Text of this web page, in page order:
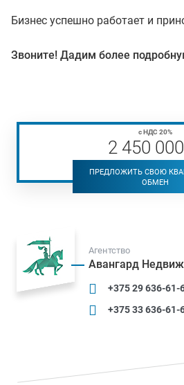
Бизнес успешно работает и
Звоните! Дадим более
с НДС 20%
2 450 000
ПРЕДЛОЖИТЬ СВОЮ
ОБМЕН
Агентство
Авангард
+375 29 636-61-
+375 33 636-61-